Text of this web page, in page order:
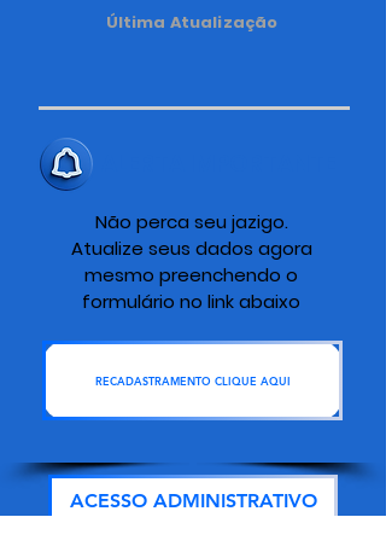
Última Atualização
Não perca seu jazigo.
Atualize seus dados agora
mesmo preenchendo o
formulário no link abaixo
RECADASTRAMENTO CLIQUE AQUI
ACESSO ADMINISTRATIVO